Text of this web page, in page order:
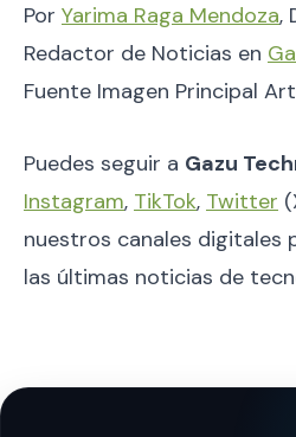
Por Yarima Raga Mendoza,
Redactor de Noticias en
Fuente Imagen Principal
Puedes seguir a Gazu
Instagram, TikTok, Twitter
nuestros canales digitales
las últimas noticias de